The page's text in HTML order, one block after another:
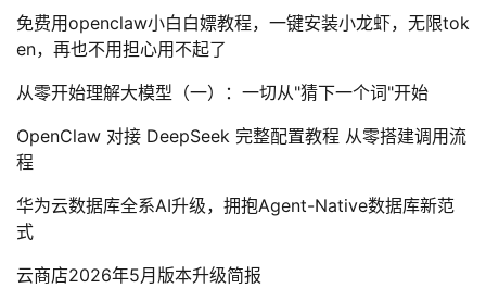
免费用openclaw小白白嫖教程，一键安装小龙虾，无限tok
en，再也不用担心用不起了
从零开始理解大模型（一）：一切从"猜下一个词"开始
OpenClaw 对接 DeepSeek 完整配置教程 从零搭建调用流
程
华为云数据库全系AI升级，拥抱Agent-Native数据库新范
式
云商店2026年5月版本升级简报